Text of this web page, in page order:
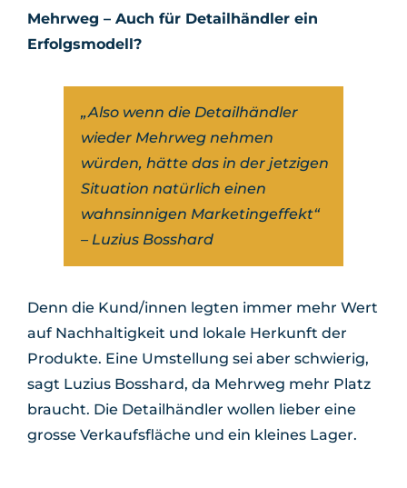
Mehrweg – Auch für Detailhändler ein
Erfolgsmodell?
„Also wenn die Detailhändler
wieder Mehrweg nehmen
würden, hätte das in der jetzigen
Situation natürlich einen
wahnsinnigen Marketingeffekt“
– Luzius Bosshard
Denn die Kund/innen legten immer mehr Wert
auf Nachhaltigkeit und lokale Herkunft der
Produkte. Eine Umstellung sei aber schwierig,
sagt Luzius Bosshard, da Mehrweg mehr Platz
braucht. Die Detailhändler wollen lieber eine
grosse Verkaufsfläche und ein kleines Lager.